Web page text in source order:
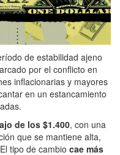
de estabilidad ajeno
por el conflicto en
inflacionarias y mayores
en un estancamiento
de los $1.400, con una
que se mantiene alta,
tipo de cambio cae más